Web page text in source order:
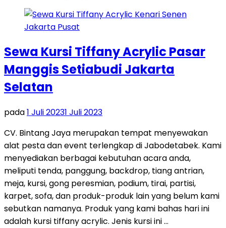
Sewa Kursi Tiffany Acrylic Pasar
Manggis Setiabudi Jakarta
Selatan
pada1 Juli 20231 Juli 2023
CV. Bintang Jaya merupakan tempat menyewakan
alat pesta dan event terlengkap di Jabodetabek. Kami
menyediakan berbagai kebutuhan acara anda,
meliputi tenda, panggung, backdrop, tiang antrian,
meja, kursi, gong peresmian, podium, tirai, partisi,
karpet, sofa, dan produk-produk lain yang belum kami
sebutkan namanya. Produk yang kami bahas hari ini
adalah kursi tiffany acrylic. Jenis kursi ini …